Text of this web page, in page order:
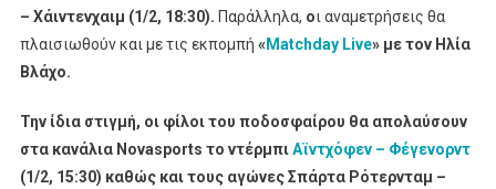
– Χάιντενχαιμ (1/2, 18:30). Παράλληλα, οι αναμετρήσεις θα
πλαισιωθούν και με τις εκπομπή «Matchday Live» με τον Ηλία
Βλάχο.
Την ίδια στιγμή, οι φίλοι του ποδοσφαίρου θα απολαύσουν
στα κανάλια Novasports το ντέρμπιΑϊντχόφεν – Φέγενορντ
(1/2, 15:30) καθώς και τους αγώνες Σπάρτα Ρότερνταμ –